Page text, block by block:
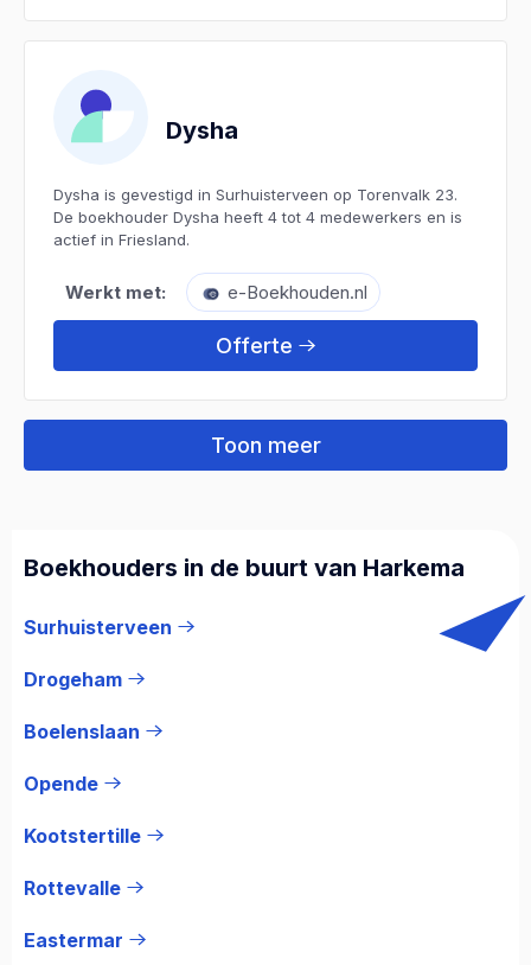
Dysha
Dysha is gevestigd in Surhuisterveen op Torenvalk 23.
De boekhouder Dysha heeft 4 tot 4 medewerkers en is
actief in Friesland.
Werkt met: e-Boekhouden.nl
Offerte
Toon meer
Boekhouders in de buurt van Harkema
Surhuisterveen
Drogeham
Boelenslaan
Opende
Kootstertille
Rottevalle
Eastermar